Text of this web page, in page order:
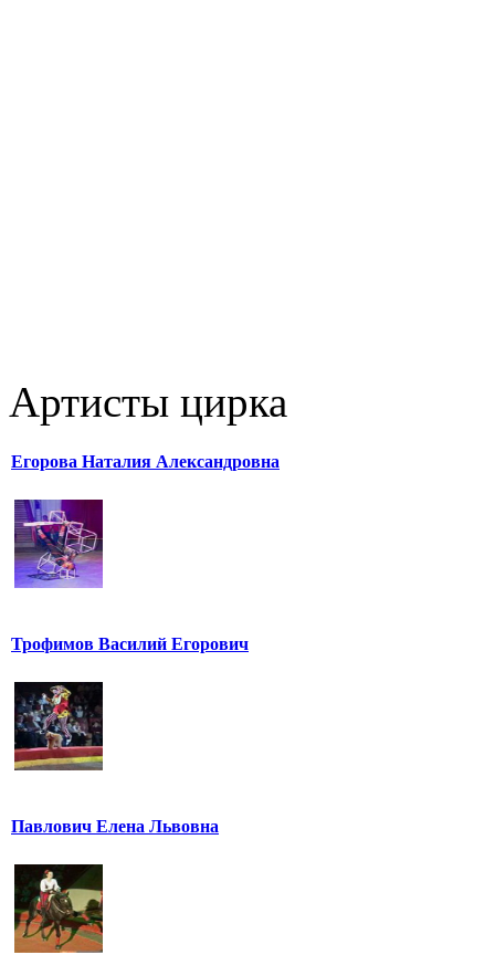
Артисты цирка
Егорова Наталия Александровна
Трофимов Василий Егорович
Павлович Елена Львовна